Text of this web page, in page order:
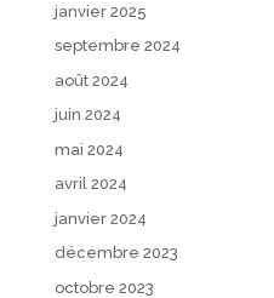
janvier 2025
septembre 2024
août 2024
juin 2024
mai 2024
avril 2024
janvier 2024
décembre 2023
octobre 2023